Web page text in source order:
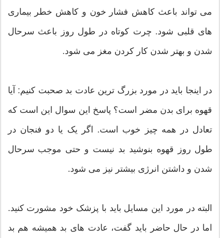
می تواند باعث کاهش فشار خون و کاهش خطر بیماری
های قلبی شود. چرت کوتاه در طول روز باعث سرحال
شدن و بهتر شدن کار کردن مغز می شود.
در اینجا باید در مورد بزرگ ترین عادت بد صحبت کنیم: آیا
قهوه برای بدن مضر است؟ پاسخ این سوال این است که
تعادل در همه چیز خوب است. اگر یک یا دو فنجان در
طول روز قهوه بنوشید بد نیست و حتی موجب سرحال
شدن و داشتن انرژی بیشتر نیز می شود.
البته در مورد این مسایل باید با پزشک خود مشورت کنید.
اما در حال حاضر باید گفت، عادت های بد همیشه هم بد